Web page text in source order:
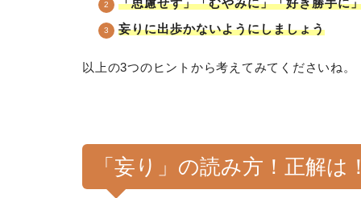
「思慮せず」「むやみに」「好き勝手に
妄りに出歩かないようにしましょう
以上の3つのヒントから考えてみてくださいね。
「妄り」の読み方！正解は